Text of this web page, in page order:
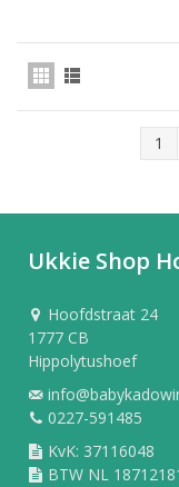
1
Ukkie Shop
Hoofdstraat 24
1777 CB
Hippolytushoef
0227-591485
KvK: 37116048
BTW NL